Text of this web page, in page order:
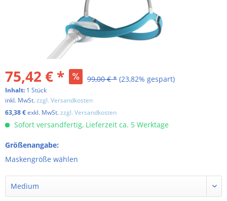
75,42 € * 99,00 € * (23,82% gespart)
Inhalt: 1 Stück
inkl. MwSt.zzgl. Versandkosten
63,38 €exkl. MwSt.zzgl. Versandkosten
Sofort versandfertig, Lieferzeit ca. 5 Werktage
Größenangabe:
Maskengröße wählen